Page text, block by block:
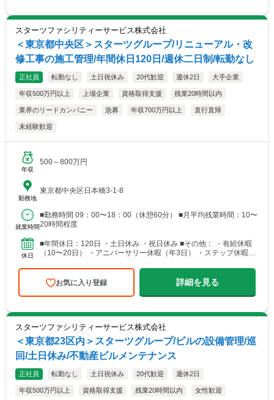
スターツファシリティーサービス株式会社
＜東京都中央区＞スターツグループ/リニューアル・改
修工事の施工管理/年間休日120日/週休二日制/転勤なし
正社員 転勤なし 土日祝休み 20代歓迎 週休2日 大手企業
年収500万円以上 上場企業 資格取得支援 残業20時間以内
業界のリードカンパニー 急募 年収700万円以上 直行直帰
未経験歓迎
年収
500～800万円
勤務地
東京都中央区日本橋3-1-8
就業時間
■勤務時間 09：00〜18：00（休憩60分） ■月平均残業時間：10〜
20時間程度
休日
■年間休日：120日 ・土日休み ・祝日休み ■その他： ・有給休暇
（10〜20日） ・アニバーサリー休暇（年3日） ・ステップ休暇
お気に入り登録 詳細を見る
スターツファシリティーサービス株式会社
＜東京都23区内＞スターツグループ/ビルの設備管理/巡
回/土日休み/不動産ビルメンテナンス
正社員 転勤なし 土日祝休み 20代歓迎 週休2日
年収500万円以上 資格取得支援 残業20時間以内 女性歓迎